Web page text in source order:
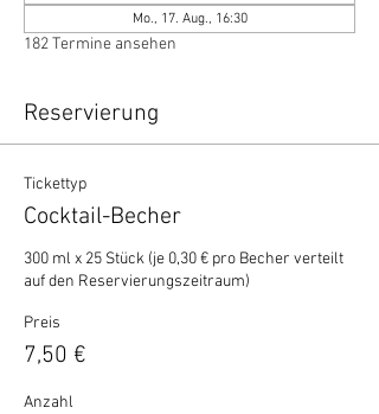
Mo., 17. Aug., 16:30
182 Termine ansehen
Reservierung
Tickettyp
Cocktail-Becher
300 ml x 25 Stück (je 0,30 € pro Becher verteilt
auf den Reservierungszeitraum)
Preis
7,50 €
Anzahl